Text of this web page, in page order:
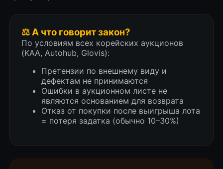
⚖️ А что говорит закон?
По условиям всех корейских аукционов
(KAA, Autohub, Glovis):
Претензии по внешнему виду и
дефектам не принимаются
Ошибки в аукционном листе не
являются основанием для возврата
Отказ от покупки после выигрыша лота
= потеря задатка (обычно 10–30%)